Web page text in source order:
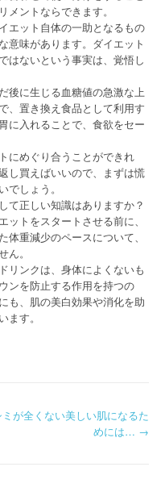
ントならできます。
エット自体の一助となるもの
意味があります。ダイエット
はないという事実は、覚悟し
後に生じる血糖値の急激な上
、置き換え食品として利用す
に入れることで、食欲をセー
にめぐり合うことができれ
し買えばいいので、まずは慌
しょう。
て正しい知識はありますか？
トをスタートさせる前に、
重減少のペースについて、
。
リンクは、身体によくないも
ンを防止する作用を持つの
も、肌の美白効果や消化を助
す。
ミが全くない美しい肌になるた
めには… →